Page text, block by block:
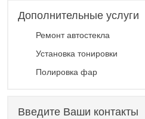
Дополнительные услуги
Ремонт автостекла
Установка тонировки
Полировка фар
Введите Ваши контакты